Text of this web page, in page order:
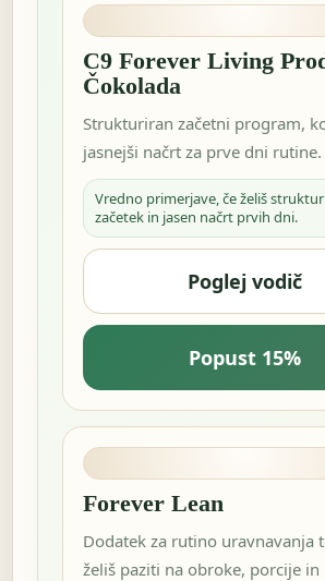
C9 Forever Living
Čokolada
Strukturiran začetni program,
jasnejši načrt za prve dni rutine.
Vredno primerjave, če želiš
začetek in jasen načrt prvih dni.
Poglej vodič
Popust 15%
Forever Lean
Dodatek za rutino uravnavanja
želiš paziti na obroke, porcije in